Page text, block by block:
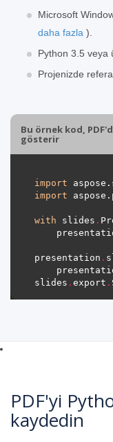
Microsoft
daha fazla ).
Python 3.5 veya
Projenizde
Bu örnek kod,
gösterir
import
import
with slides .
presentation .
slides . export .
PDF'yi
kaydedin